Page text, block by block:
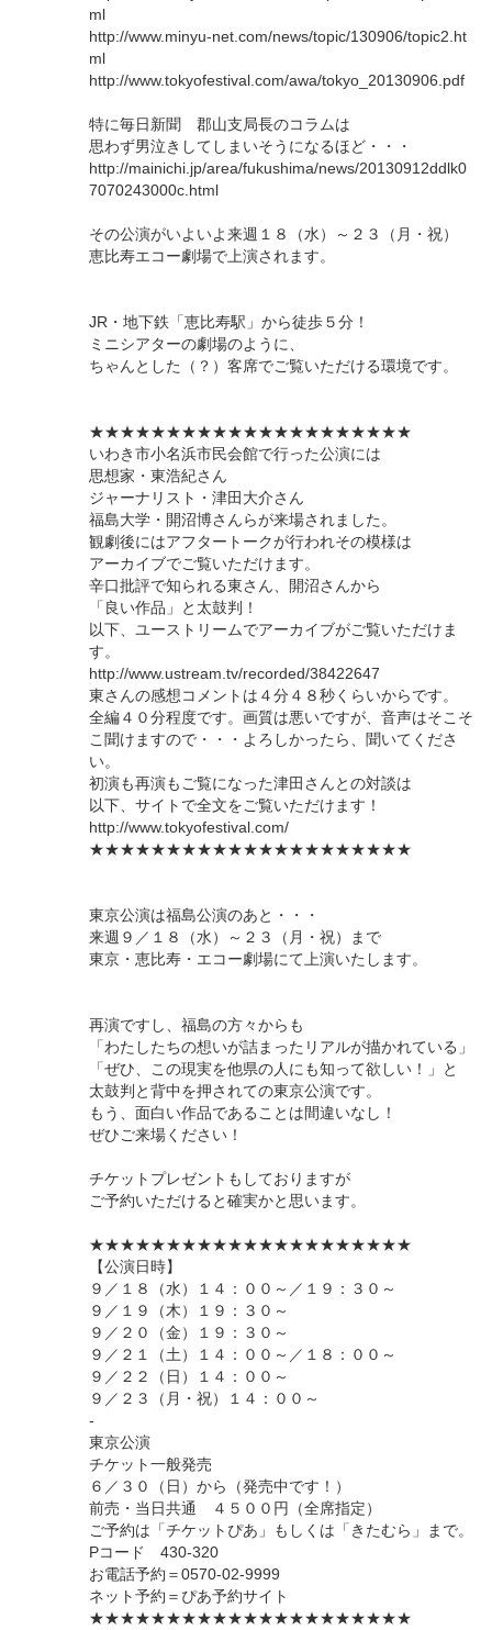
ml
http://www.minyu-net.com/news/topic/130906/topic2.ht
ml
http://www.tokyofestival.com/awa/tokyo_20130906.pdf
特に毎日新聞 郡山支局長のコラムは
思わず男泣きしてしまいそうになるほど・・・
http://mainichi.jp/area/fukushima/news/20130912ddlk0
7070243000c.html
その公演がいよいよ来週１８（水）～２３（月・祝）
恵比寿エコー劇場で上演されます。
JR・地下鉄「恵比寿駅」から徒歩５分！
ミニシアターの劇場のように、
ちゃんとした（？）客席でご覧いただける環境です。
★★★★★★★★★★★★★★★★★★★★★
いわき市小名浜市民会館で行った公演には
思想家・東浩紀さん
ジャーナリスト・津田大介さん
福島大学・開沼博さんらが来場されました。
観劇後にはアフタートークが行われその模様は
アーカイブでご覧いただけます。
辛口批評で知られる東さん、開沼さんから
「良い作品」と太鼓判！
以下、ユーストリームでアーカイブがご覧いただけま
す。
http://www.ustream.tv/recorded/38422647
東さんの感想コメントは４分４８秒くらいからです。
全編４０分程度です。画質は悪いですが、音声はそこそ
こ聞けますので・・・よろしかったら、聞いてくださ
い。
初演も再演もご覧になった津田さんとの対談は
以下、サイトで全文をご覧いただけます！
http://www.tokyofestival.com/
★★★★★★★★★★★★★★★★★★★★★
東京公演は福島公演のあと・・・
来週９／１８（水）～２３（月・祝）まで
東京・恵比寿・エコー劇場にて上演いたします。
再演ですし、福島の方々からも
「わたしたちの想いが詰まったリアルが描かれている」
「ぜひ、この現実を他県の人にも知って欲しい！」と
太鼓判と背中を押されての東京公演です。
もう、面白い作品であることは間違いなし！
ぜひご来場ください！
チケットプレゼントもしておりますが
ご予約いただけると確実かと思います。
★★★★★★★★★★★★★★★★★★★★★
【公演日時】
９／１８（水）１４：００～／１９：３０～
９／１９（木）１９：３０～
９／２０（金）１９：３０～
９／２１（土）１４：００～／１８：００～
９／２２（日）１４：００～
９／２３（月・祝）１４：００～
-
東京公演
チケット一般発売
６／３０（日）から（発売中です！）
前売・当日共通 ４５００円（全席指定）
ご予約は「チケットぴあ」もしくは「きたむら」まで。
Pコード 430-320
お電話予約＝0570-02-9999
ネット予約＝ぴあ予約サイト
★★★★★★★★★★★★★★★★★★★★★